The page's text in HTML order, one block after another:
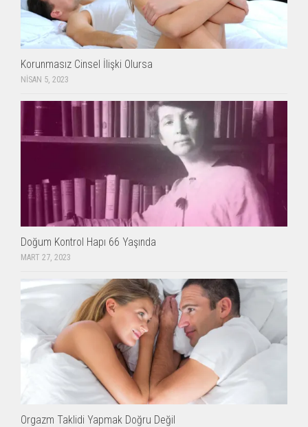
Korunmasız Cinsel İlişki Olursa
NISAN 5, 2023
Doğum Kontrol Hapı 66 Yaşında
MART 27, 2023
Orgazm Taklidi Yapmak Doğru Değil